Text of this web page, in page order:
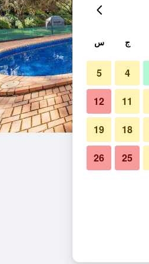
ج س
4
5
11
12
18
19
25
26